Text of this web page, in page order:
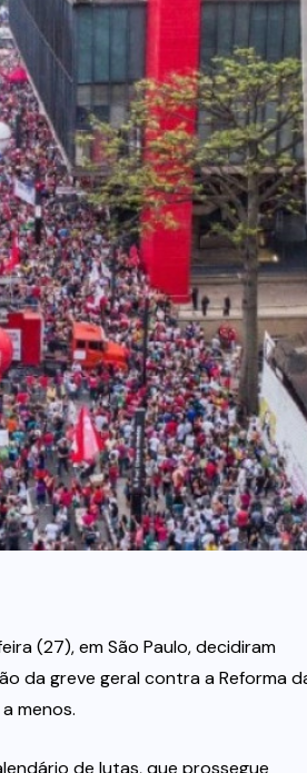
(27), em São Paulo, decidiram
da greve geral contra a Reforma
menos.
de lutas, que prossegue